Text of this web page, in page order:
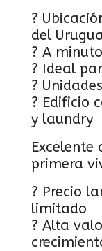
?
del
? A
? Ideal
?
? Edificio
y laundry
Excelente
primera
? Precio
limitado
? Alta